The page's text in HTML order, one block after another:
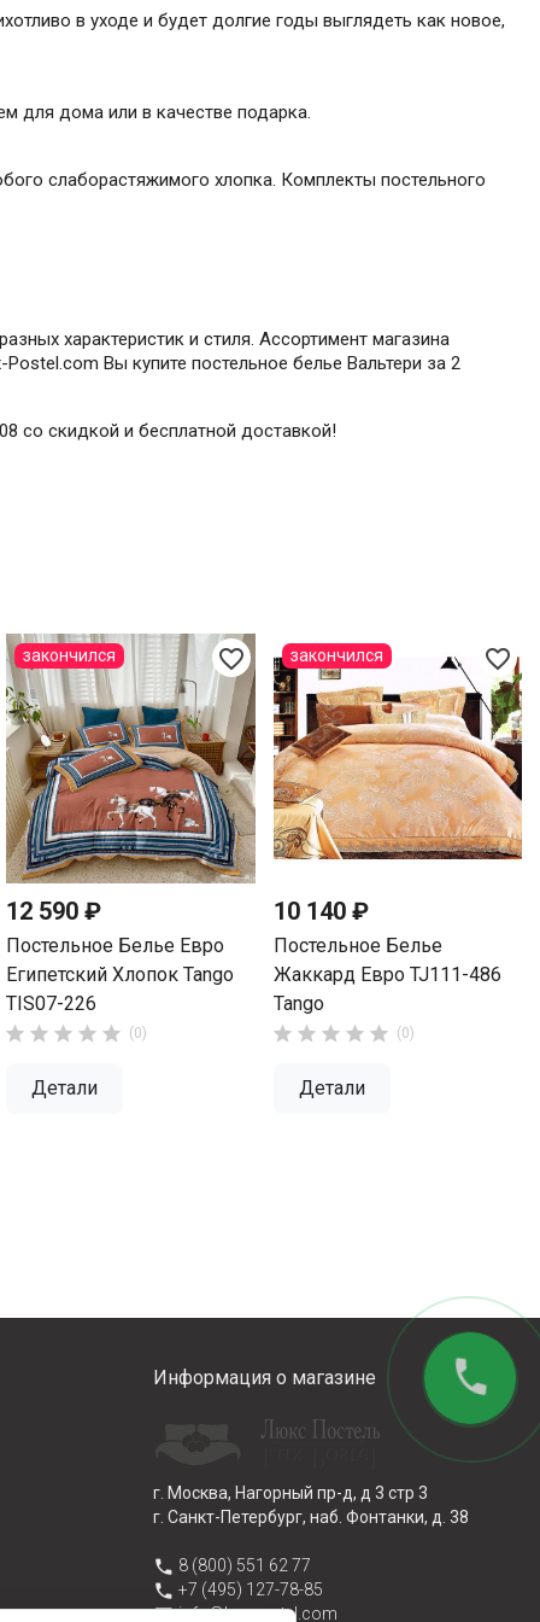
в уходе и будет долгие годы выглядеть как новое,
для дома или в качестве подарка.
слаборастяжимого хлопка. Комплекты постельного
характеристик и стиля. Ассортимент магазина
Вы купите постельное белье Вальтери за 2
со скидкой и бесплатной доставкой!
favorite_border
12 590 ₽
Постельное Белье Евро
Египетский Хлопок Tango
TIS07-226
     (0)
Детали
закончился favorite_border
10 140 ₽
Постельное Белье
Жаккард Евро TJ111-486
Tango
     (0)
Детали
закончился
Информация о магазине
г. Москва, Нагорный пр-д, д 3 стр 3
г. Санкт-Петербург, наб. Фонтанки, д. 38
phone 8 (800) 551 62 77
phone +7 (495) 127-78-85
emailinfo@lux-postel.com
phone